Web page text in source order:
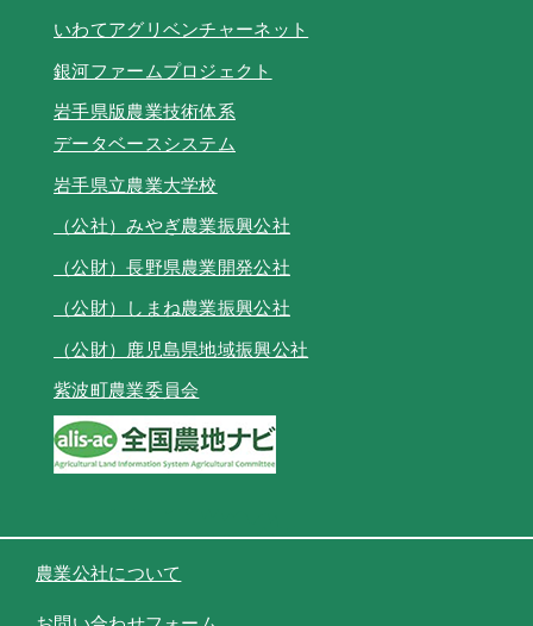
いわてアグリベンチャーネット
銀河ファームプロジェクト
岩手県版農業技術体系
データベースシステム
岩手県立農業大学校
（公社）みやぎ農業振興公社
（公財）長野県農業開発公社
（公財）しまね農業振興公社
（公財）鹿児島県地域振興公社
紫波町農業委員会
農業公社について